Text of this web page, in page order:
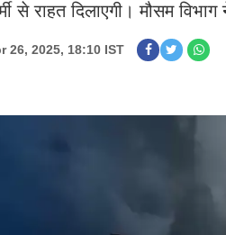
से राहत दिलाएगी। मौसम
26, 2025, 18:10 IST